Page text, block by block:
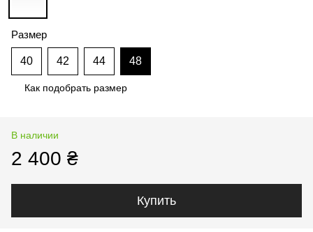
Размер
40 42 44 48
Как подобрать размер
В наличии
2 400 ₴
Купить